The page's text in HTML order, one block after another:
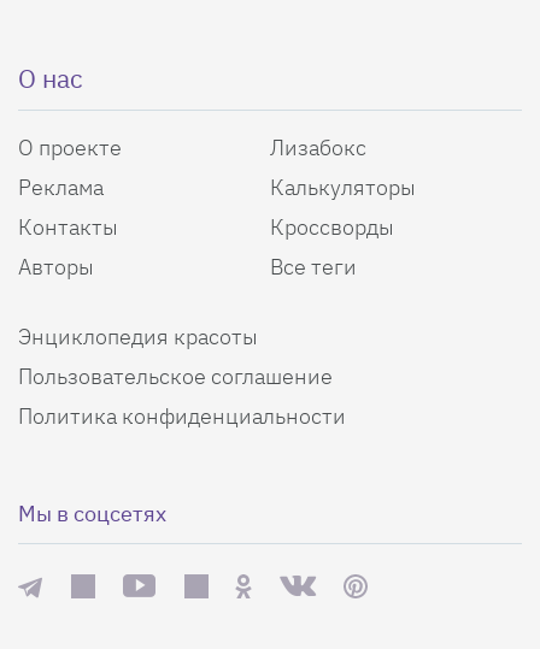
О нас
О проекте
Реклама
Контакты
Авторы
Лизабокс
Калькуляторы
Кроссворды
Все теги
Энциклопедия красоты
Пользовательское соглашение
Политика конфиденциальности
Мы в соцсетях